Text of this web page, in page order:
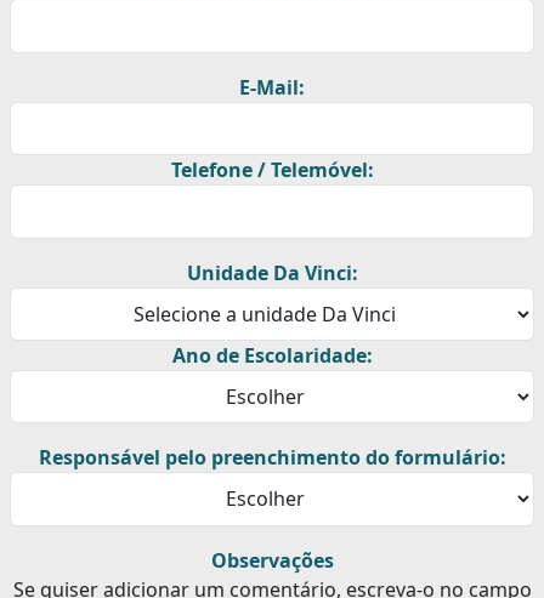
E-Mail:
Telefone / Telemóvel:
Unidade Da Vinci:
Ano de Escolaridade:
Responsável pelo preenchimento do formulário:
Observações
Se quiser adicionar um comentário, escreva-o no campo